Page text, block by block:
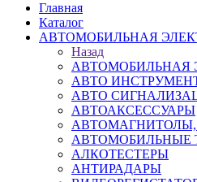
Главная
Каталог
АВТОМОБИЛЬНАЯ
Назад
АВТОМОБИЛЬНАЯ
АВТО
АВТО
АВТОАКСЕССУАРЫ
АВТОМОБИЛЬНЫЕ
АЛКОТЕСТЕРЫ
АНТИРАДАРЫ